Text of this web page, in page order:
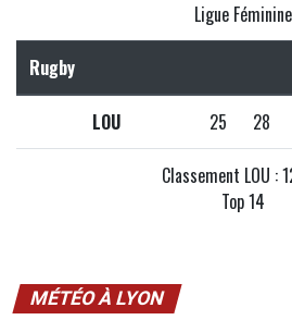
Ligue Féminine
Rugby
LOU 25 28
Classement LOU :
Top 14
MÉTÉO À LYON